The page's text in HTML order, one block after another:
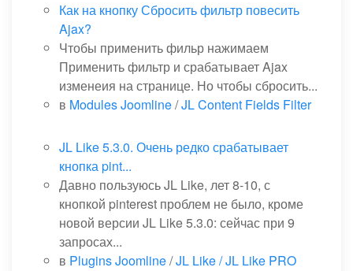
Как на кнопку Сбросить фильтр повесить
Ajax?
Чтобы применить фильр нажимаем
Применить фильтр и срабатывает Ajax
изменеия на странице. Но чтобы сбросить...
в Modules Joomline/JL Content Fields Filter
JL Like 5.3.0. Очень редко срабатывает
кнопка pint...
Давно пользуюсь JL Like, лет 8-10, с
кнопкой pinterest проблем не было, кроме
новой версии JL Like 5.3.0: сейчас при 9
запросах...
в Plugins Joomline/JL Like / JL Like PRO